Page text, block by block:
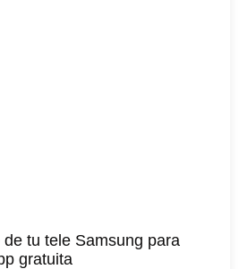
tu tele Samsung para
gratuita